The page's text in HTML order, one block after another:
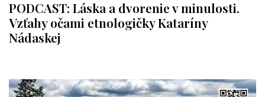
PODCAST: Láska a dvorenie v minulosti.
Vzťahy očami etnologičky Kataríny
Nádaskej